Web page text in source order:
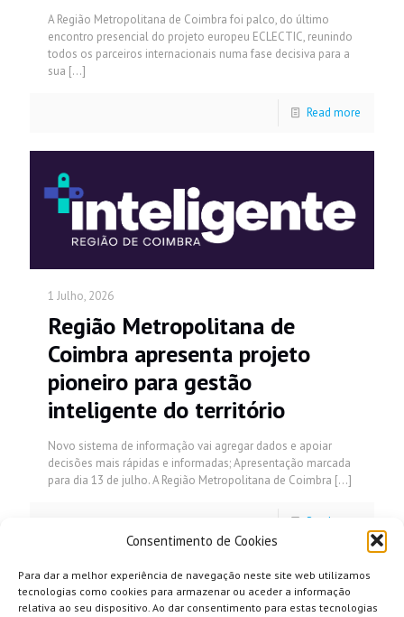
Consentimento de Cookies
Para dar a melhor experiência de navegação neste site web utilizamos
tecnologias como cookies para armazenar ou aceder a informação
relativa ao seu dispositivo. Ao dar consentimento para estas tecnologias
A Região Metropolitana de Coimbra foi palco, do último
encontro presencial do projeto europeu ECLECTIC, reunindo
todos os parceiros internacionais numa fase decisiva para a
sua […]
Read more
1 Julho, 2026
Região Metropolitana de
Coimbra apresenta projeto
pioneiro para gestão
inteligente do território
Novo sistema de informação vai agregar dados e apoiar
decisões mais rápidas e informadas; Apresentação marcada
para dia 13 de julho. A Região Metropolitana de Coimbra […]
Read more